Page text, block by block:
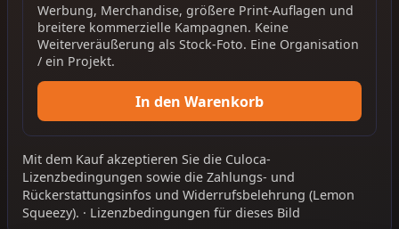
Werbung, Merchandise, größere Print-Auflagen und
breitere kommerzielle Kampagnen. Keine
Weiterveräußerung als Stock-Foto. Eine Organisation
/ ein Projekt.
In den Warenkorb
Mit dem Kauf akzeptieren Sie die Culoca-
Lizenzbedingungen sowie die Zahlungs- und
Rückerstattungsinfos und Widerrufsbelehrung (Lemon
Squeezy). · Lizenzbedingungen für dieses Bild